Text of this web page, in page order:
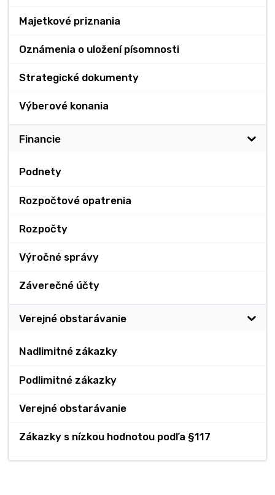
Majetkové priznania
Oznámenia o uložení písomnosti
Strategické dokumenty
Výberové konania
Financie
Podnety
Rozpočtové opatrenia
Rozpočty
Výročné správy
Záverečné účty
Verejné obstarávanie
Nadlimitné zákazky
Podlimitné zákazky
Verejné obstarávanie
Zákazky s nízkou hodnotou podľa §117